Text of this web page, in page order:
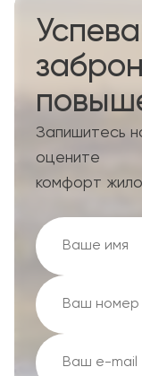
Запишитесь
оцените
комфорт